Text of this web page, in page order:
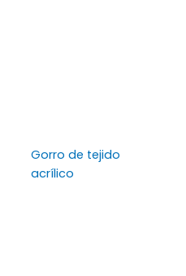
Gorro de tejido
acrílico